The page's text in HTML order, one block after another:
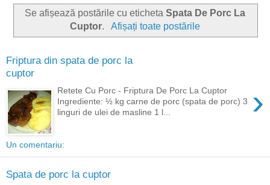
Se afișează postările cu eticheta Spata De Porc La
Cuptor. Afișați toate postările
Friptura din spata de porc la
cuptor
›
Retete Cu Porc - Friptura De Porc La Cuptor
Ingrediente: ½ kg carne de porc (spata de porc) 3
linguri de ulei de masline 1 l...
Un comentariu:
Spata de porc la cuptor